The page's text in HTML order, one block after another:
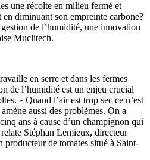
une récolte en milieu fermé et
diminuant son empreinte carbone?
de l’humidité, une innovation
Muclitech.
en serre et dans les fermes
de l’humidité est un enjeu crucial
« Quand l’air est trop sec ce n’est
aussi des problèmes. On a
ans à cause d’un champignon qui
Stéphan Lemieux, directeur
producteur de tomates situé à Saint-